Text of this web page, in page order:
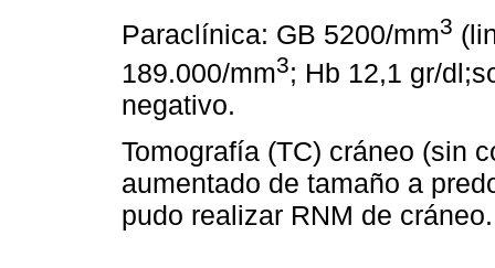
Paraclínica: GB 5200/mm3
189.000/mm3; Hb 12,1 gr/
negativo.
Tomografía (TC) cráneo (sin
aumentado de tamaño a
pudo realizar RNM de cráneo.